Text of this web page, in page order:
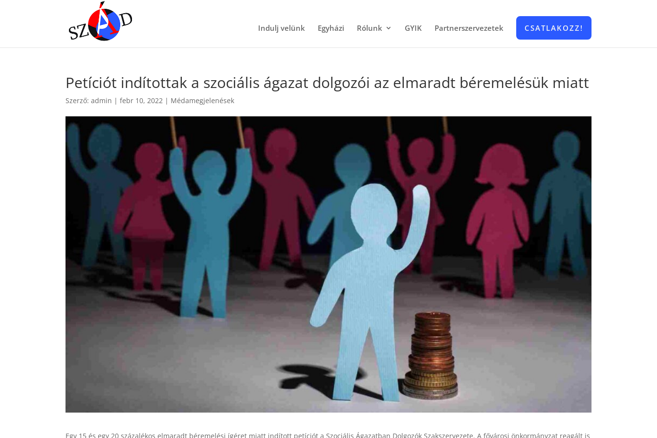
Indulj velünk Egyházi Rólunk GYIK Partnerszervezetek CSATLAKOZZ!
Petíciót indítottak a szociális ágazat dolgozói az elmaradt béremelésük miatt
Szerző:admin |febr 10, 2022 | Médamegjelenések
Egy 15 és egy 20 százalékos elmaradt béremelési ígéret miatt indított petíciót a Szociális Ágazatban Dolgozók Szakszervezete. A fővárosi önkormányzat reagált is